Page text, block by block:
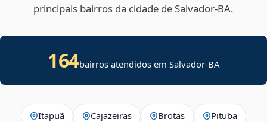
principais bairros da cidade de Salvador‑BA.
164bairros atendidos em Salvador-BA
Itapuã Cajazeiras Brotas Pituba